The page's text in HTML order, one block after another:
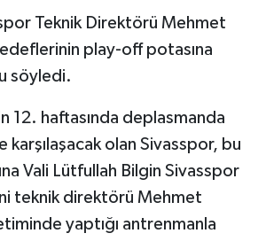
Teknik Direktörü Mehmet
play-off potasına
söyledi.
12. haftasında deplasmanda
karşılaşacak olan Sivasspor, bu
Vali Lütfullah Bilgin Sivasspor
teknik direktörü Mehmet
yaptığı antrenmanla